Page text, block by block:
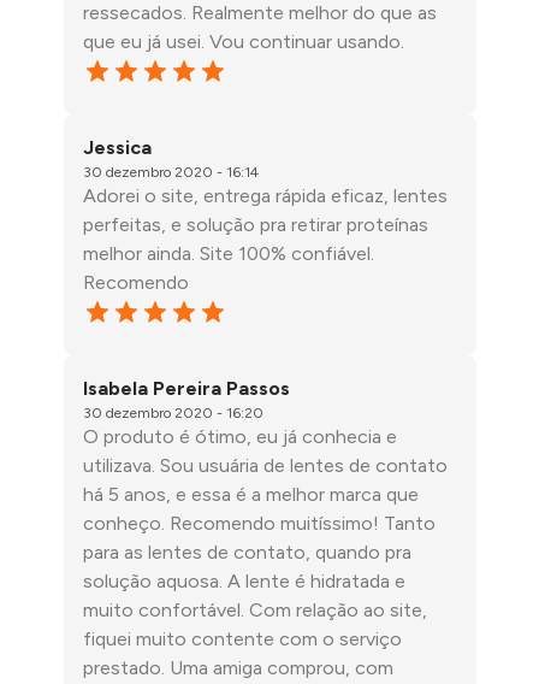
ressecados. Realmente melhor do que as
que eu já usei. Vou continuar usando.
Jessica
30 dezembro 2020 - 16:14
Adorei o site, entrega rápida eficaz, lentes
perfeitas, e solução pra retirar proteínas
melhor ainda. Site 100% confiável.
Recomendo
Isabela Pereira Passos
30 dezembro 2020 - 16:20
O produto é ótimo, eu já conhecia e
utilizava. Sou usuária de lentes de contato
há 5 anos, e essa é a melhor marca que
conheço. Recomendo muitíssimo! Tanto
para as lentes de contato, quando pra
solução aquosa. A lente é hidratada e
muito confortável. Com relação ao site,
fiquei muito contente com o serviço
prestado. Uma amiga comprou, com